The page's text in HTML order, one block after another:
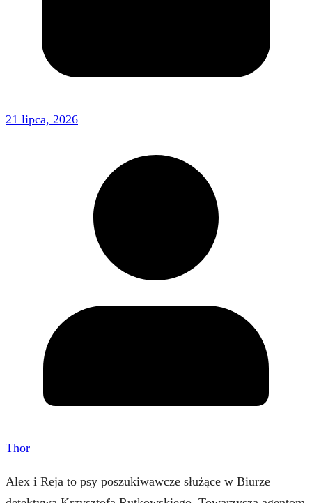
21 lipca, 2026
Thor
Alex i Reja to psy poszukiwawcze służące w Biurze